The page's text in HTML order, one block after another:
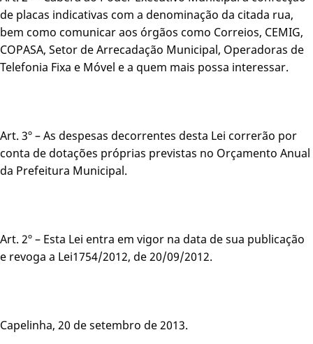
de placas indicativas com a denominação da citada rua,
bem como comunicar aos órgãos como Correios, CEMIG,
COPASA, Setor de Arrecadação Municipal, Operadoras de
Telefonia Fixa e Móvel e a quem mais possa interessar.
Art. 3º – As despesas decorrentes desta Lei correrão por
conta de dotações próprias previstas no Orçamento Anual
da Prefeitura Municipal.
Art. 2º – Esta Lei entra em vigor na data de sua publicação
e revoga a Lei1754/2012, de 20/09/2012.
Capelinha, 20 de setembro de 2013.